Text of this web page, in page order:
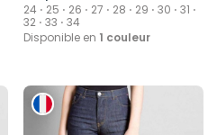
24 ⋅ 25 ⋅ 26 ⋅ 27 ⋅ 28 ⋅ 29 ⋅ 30 ⋅ 31 ⋅
32 ⋅ 33 ⋅ 34
Disponible en 1 couleur